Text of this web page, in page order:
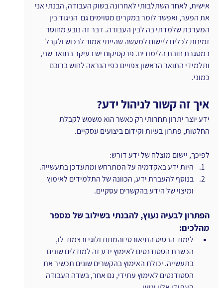
אישית, לאחר השתלבותי לאחרונה בשוק העבודה, הבנתי אני
את הפער, ואפשר לומר במקרים מסוימים גם  הניגוד בין
המערכת שלמדתי בה לבין העבודה. דבר זה נובע מחוסר
זמינות לכלים ליישום למעשה שהייתי אמור לרכוש ולקבל
במסגרת חובת הלימודים. פרקטיקום יש בעיקר בתואר שני,
ותלמידי התואר הראשון צפויים כפי הנראה לחוש ברובם
כמוני.
איך זה קשור לניהול ידע?
ידע יוצר יתרון תחרותי רק כאשר הוא משמש לקבלת
החלטות, פתרון בעיות וקידום ביצועים עסקיים.
לפיכך, יישום מוצלח של ידע דורש:
היות ידע באקדמיה על המתרחש ומתעדכן בתעשייה.
בנוסף להעברת ידע, הכוונה של התלמידים לאימוץ
ומיצוי של הידע בהקשרים עסקיים.
הפתרון לבעיה נעוץ, להבנתי בשילוב של מספר
מהלכים:
לימוד הבסיס התיאורטי והמתודולוגי ובצמוד לו,
הכשרת הסטודנטים לאימוץ ידע זה למודלים שונים
בתעשייה. יכולת האימוץ בהקשרים שונים תכשיר את
הסטודנטים לאימוץ עתידי, גם אחר, בשדה העבודה